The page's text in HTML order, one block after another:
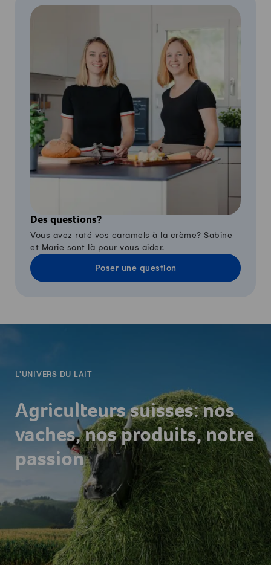
Des questions?
Vous avez raté vos caramels à la crème? Sabine
et Marie sont là pour vous aider.
Poser une question
L'UNIVERS DU LAIT
Agriculteurs suisses: nos
vaches, nos produits, notre
passion